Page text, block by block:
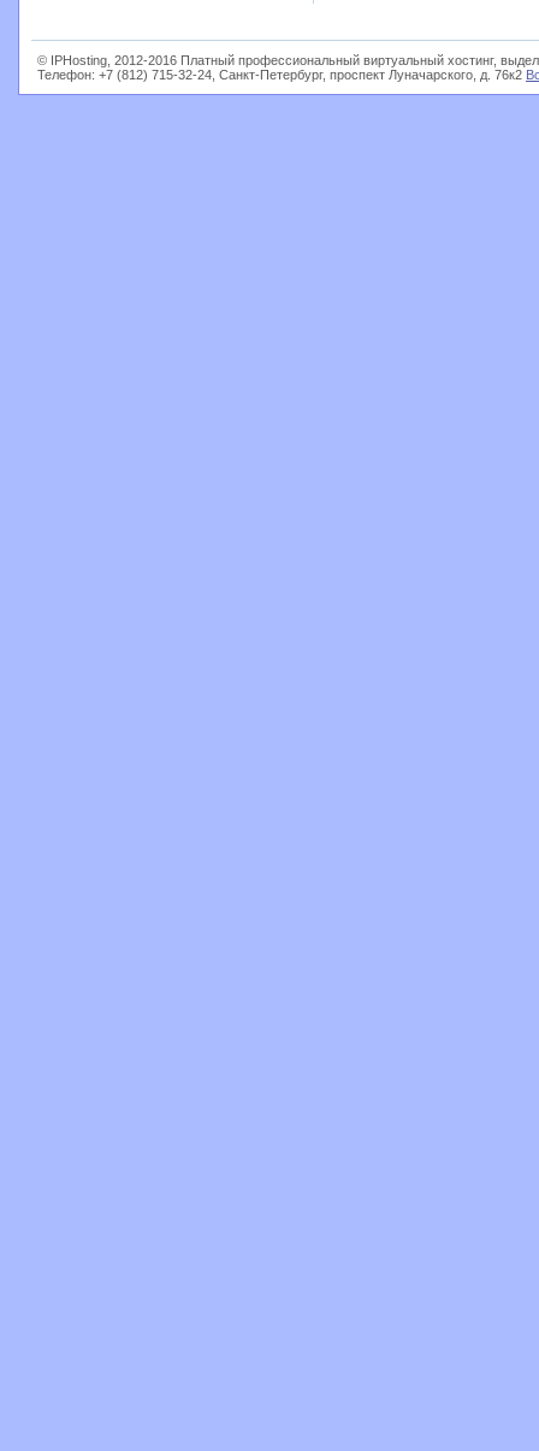
© IPHosting, 2012-2016 Платный профессиональный виртуальный хостинг,
Телефон: +7 (812) 715-32-24, Санкт-Петербург, проспект Луначарского, д. 76к2